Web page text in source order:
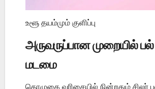
உளூ தயம்மும் குளிப்பு
அருவருப்பான முறையில் பல்
மடமை
தொழுகை வரிசையில் நின்றதும் சிலர்